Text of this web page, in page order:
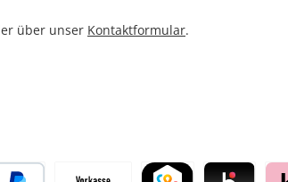
über unser Kontaktformular.